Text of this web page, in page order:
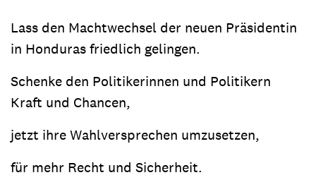
Lass den Machtwechsel der neuen Präsidentin
in Honduras friedlich gelingen.
Schenke den Politikerinnen und Politikern
Kraft und Chancen,
jetzt ihre Wahlversprechen umzusetzen,
für mehr Recht und Sicherheit.